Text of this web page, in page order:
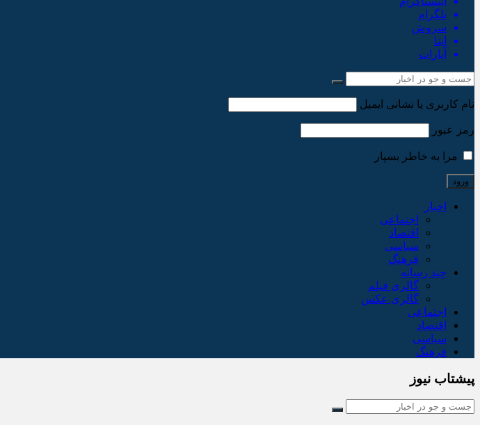
تلگرام
سروش
ایتا
آپارات
نام کاربری یا نشانی ایمیل
رمز عبور
مرا به خاطر بسپار
اخبار
اجتماعی
اقتصاد
سیاسی
فرهنگ
چند رسانه
گالری فیلم
گالری عکس
اجتماعی
اقتصاد
سیاسی
فرهنگ
پیشتاب نیوز